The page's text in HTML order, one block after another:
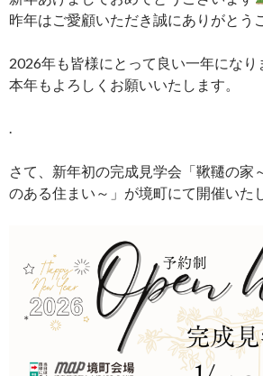
昨年はご愛顧いただき誠にありがとう
2026年も皆様にとって良い一年になり
本年もよろしくお願いいたします。
さて、新年初の完成見学会「鞦韆の家
のある住まい～」が境町にて開催いた